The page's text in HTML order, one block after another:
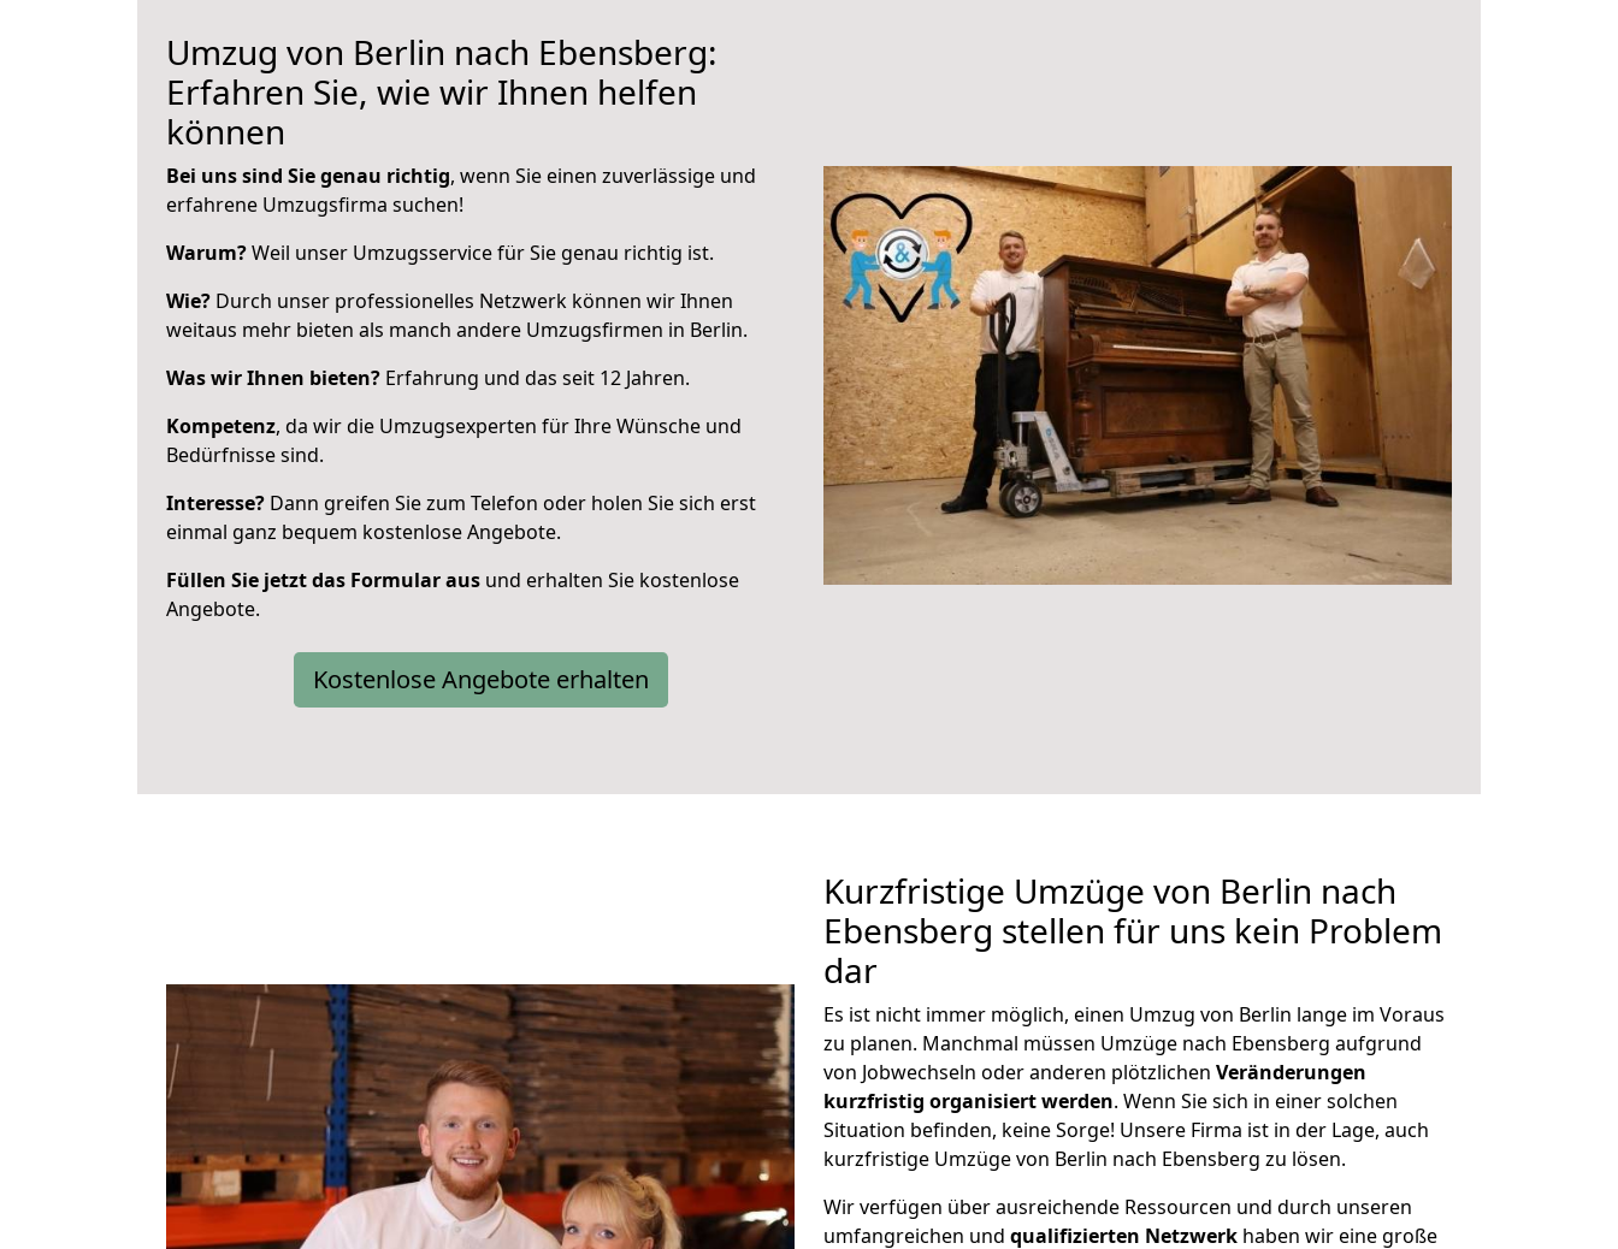
Umzug von Berlin nach Ebensberg:
Erfahren Sie, wie wir Ihnen helfen
können
Bei uns sind Sie genau richtig, wenn Sie einen zuverlässige und
erfahrene Umzugsfirma suchen!
Warum?Weil unser Umzugsservice für Sie genau richtig ist.
Wie? Durch unser professionelles Netzwerk können wir Ihnen
weitaus mehr bieten als manch andere Umzugsfirmen in Berlin.
Was wir Ihnen bieten? Erfahrung und das seit 12 Jahren.
Kompetenz, da wir die Umzugsexperten für Ihre Wünsche und
Bedürfnisse sind.
Interesse? Dann greifen Sie zum Telefon oder holen Sie sich erst
einmal ganz bequem kostenlose Angebote.
Füllen Sie jetzt das Formular aus und erhalten Sie kostenlose
Angebote.
Kostenlose Angebote erhalten
Kurzfristige Umzüge von Berlin nach
Ebensberg stellen für uns kein Problem
dar
Es ist nicht immer möglich, einen Umzug von Berlin lange im Voraus
zu planen. Manchmal müssen Umzüge nach Ebensberg aufgrund
von Jobwechseln oder anderen plötzlichen Veränderungen
kurzfristig organisiert werden. Wenn Sie sich in einer solchen
Situation befinden, keine Sorge! Unsere Firma ist in der Lage, auch
kurzfristige Umzüge von Berlin nach Ebensberg zu lösen.
Wir verfügen über ausreichende Ressourcen und durch unseren
umfangreichen und qualifizierten Netzwerk haben wir eine große